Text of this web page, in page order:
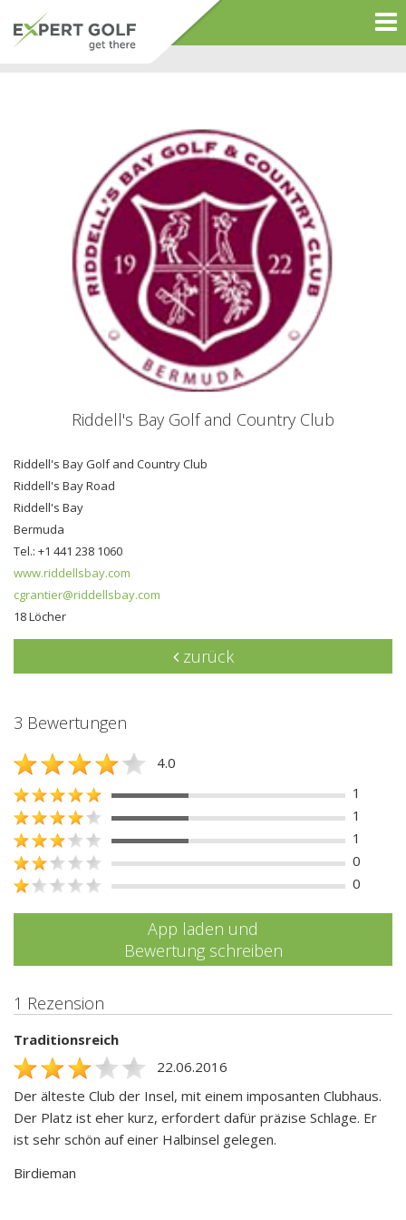
Riddell's Bay Golf and Country Club
Riddell's Bay Golf and Country Club
Riddell's Bay Road
Riddell's Bay
Bermuda
Tel.: +1 441 238 1060
www.riddellsbay.com
cgrantier@riddellsbay.com
18 Löcher
zurück
3 Bewertungen
4.0
1
1
1
0
0
App laden und
Bewertung schreiben
1 Rezension
Traditionsreich
22.06.2016
Der älteste Club der Insel, mit einem imposanten Clubhaus.
Der Platz ist eher kurz, erfordert dafür präzise Schlage. Er
ist sehr schön auf einer Halbinsel gelegen.
Birdieman